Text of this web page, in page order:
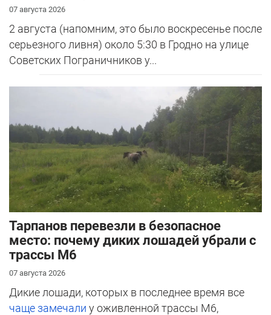
07 августа 2026
2 августа (напомним, это было воскресенье после
серьезного ливня) около 5:30 в Гродно на улице
Советских Пограничников у...
Тарпанов перевезли в безопасное
место: почему диких лошадей убрали с
трассы М6
07 августа 2026
Дикие лошади, которых в последнее время все
чаще замечали у оживленной трассы М6,